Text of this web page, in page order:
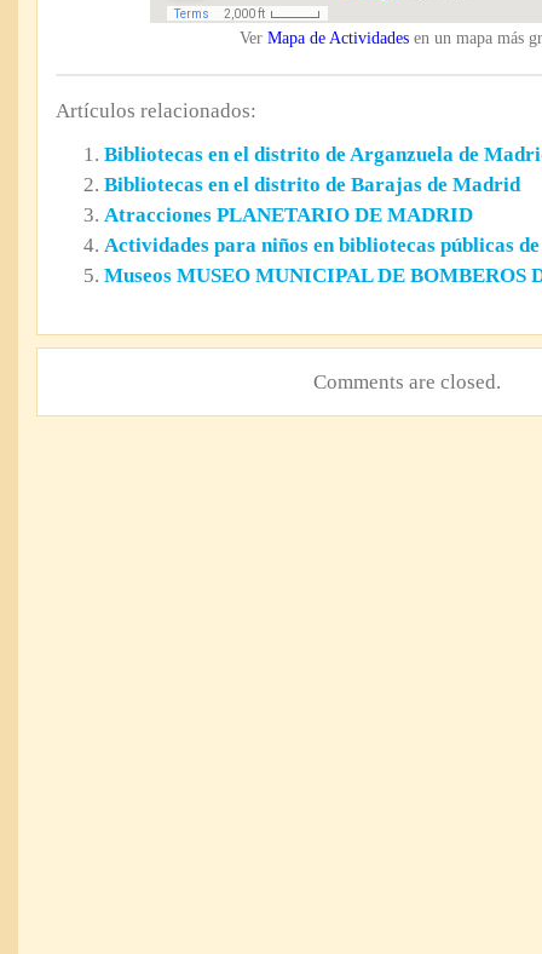
Ver Mapa de Actividades en un mapa más
Artículos relacionados:
Bibliotecas en el distrito de Arganzuela de
Bibliotecas en el distrito de Barajas de Madrid
Atracciones PLANETARIO DE MADRID
Actividades para niños en bibliotecas públicas
Museos MUSEO MUNICIPAL DE BOMBEROS
Comments are closed.